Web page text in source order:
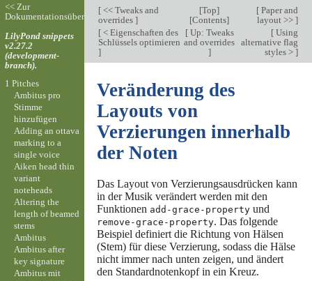
[<< Tweaks and
overrides ]
[Top]
[Contents]
[Paper and
layout >> ]
[< Eigenschaften des
Schlüssels optimieren
]
[Up: Tweaks
and overrides
]
[Using
alternative flag
styles > ]
Veränderung des
Layouts von
Verzierungen innerhalb
der Noten
Das Layout von Verzierungsausdrücken kann
in der Musik verändert werden mit den
Funktionen add-grace-propertyund
remove-grace-property. Das folgende
Beispiel definiert die Richtung von Hälsen
(Stem) für diese Verzierung, sodass die Hälse
nicht immer nach unten zeigen, und ändert
den Standardnotenkopf in ein Kreuz.
<< Zur
Dokumentationsübersicht
LilyPond snippets
v2.27.2
(development-
branch).
1 Pitches
Ambitus pro
Stimme
hinzufügen
Adding an ottava
marking to a
single voice
Aiken head thin
variant
noteheads
Altering the
length of beamed
stems
Ambitus
Ambitus after
key signature
Ambitus mit